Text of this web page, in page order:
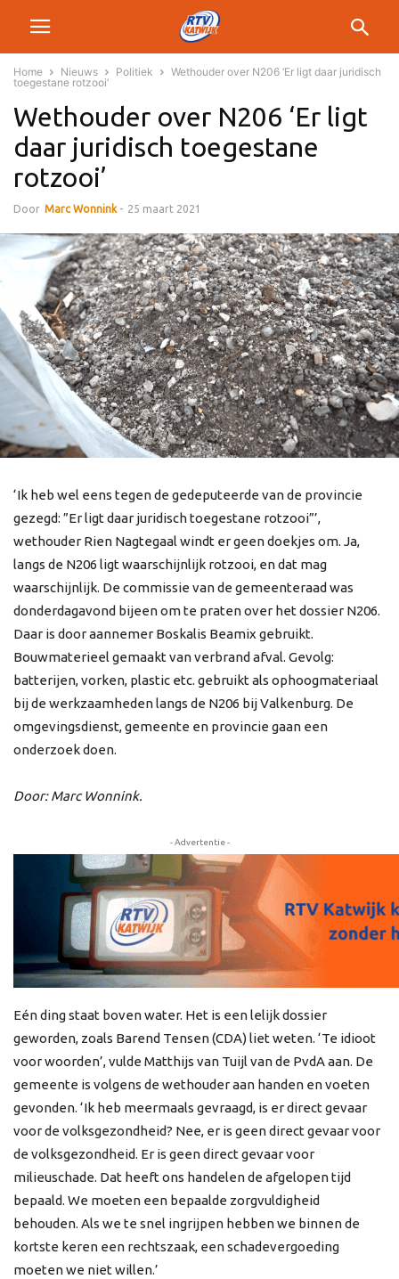
Home Nieuws Politiek
Wethouder over N206 ‘Er ligt daar juridisch
toegestane rotzooi’
Wethouder over N206 ‘Er ligt
daar juridisch toegestane
rotzooi’
Door Marc Wonnink - 25 maart 2021
‘Ik heb wel eens tegen de gedeputeerde van de provincie
gezegd: ”Er ligt daar juridisch toegestane rotzooi”’,
wethouder Rien Nagtegaal windt er geen doekjes om. Ja,
langs de N206 ligt waarschijnlijk rotzooi, en dat mag
waarschijnlijk. De commissie van de gemeenteraad was
donderdagavond bijeen om te praten over het dossier N206.
Daar is door aannemer Boskalis Beamix gebruikt.
Bouwmaterieel gemaakt van verbrand afval. Gevolg:
batterijen, vorken, plastic etc. gebruikt als ophoogmateriaal
bij de werkzaamheden langs de N206 bij Valkenburg. De
omgevingsdienst, gemeente en provincie gaan een
onderzoek doen.
Door: Marc Wonnink.
- Advertentie -
Eén ding staat boven water. Het is een lelijk dossier
geworden, zoals Barend Tensen (CDA) liet weten. ‘Te idioot
voor woorden’, vulde Matthijs van Tuijl van de PvdA aan. De
gemeente is volgens de wethouder aan handen en voeten
gevonden. ‘Ik heb meermaals gevraagd, is er direct gevaar
voor de volksgezondheid? Nee, er is geen direct gevaar voor
de volksgezondheid. Er is geen direct gevaar voor
milieuschade. Dat heeft ons handelen de afgelopen tijd
bepaald. We moeten een bepaalde zorgvuldigheid
behouden. Als we te snel ingrijpen hebben we binnen de
kortste keren een rechtszaak, een schadevergoeding
moeten we niet willen.’